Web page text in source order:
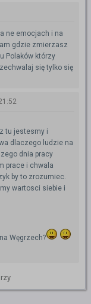
ne emocjach i na
gdzie zmierzasz
Polaków którzy
się tylko się
tu jestesmy i
dlaczego ludzie na
dnia pracy
prace i chwala
by to zrozumiec.
wartosci siebie i
Węgrzech?